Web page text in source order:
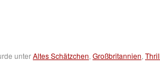
unterAltes Schätzchen, Großbritannien,